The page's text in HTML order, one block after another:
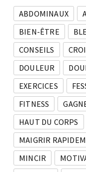
ABDOMINAUX
BIEN-ÊTRE
CONSEILS
DOULEUR
EXERCICES
FITNESS
HAUT DU CORPS
MAIGRIR
MINCIR